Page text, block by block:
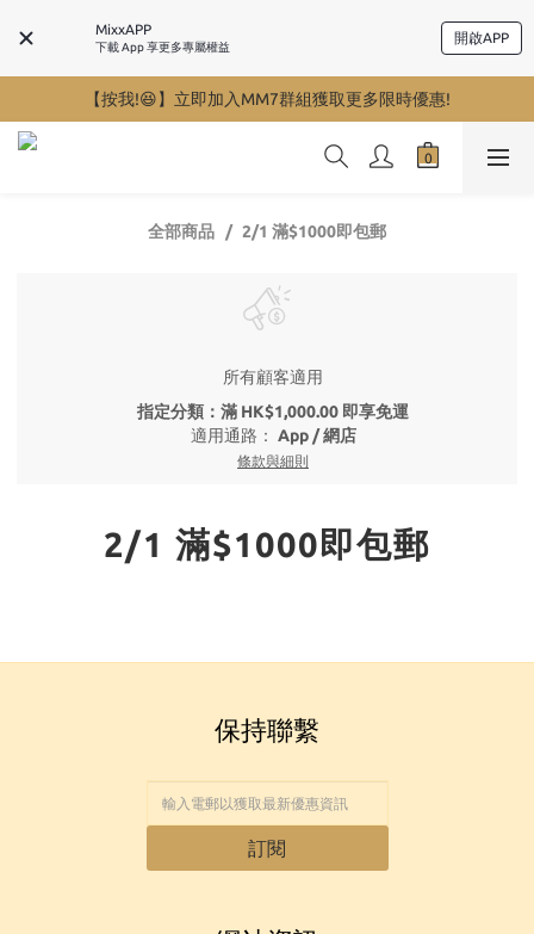
MixxAPP
下載 App 享更多專屬權益
開啟APP
【按我!😆】立即加入MM7群組獲取更多限時優惠!
全部商品 2/1 滿$1000即包郵
所有顧客適用
指定分類：滿 HK$1,000.00 即享免運
適用通路： App / 網店
條款與細則
2/1 滿$1000即包郵
保持聯繫
訂閱